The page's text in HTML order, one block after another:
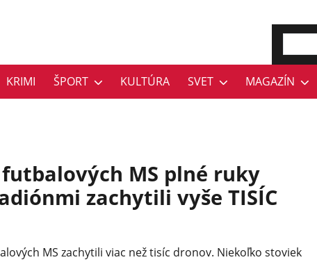
KRIMI ŠPORT KULTÚRA SVET MAGAZÍN
futbalových MS plné ruky
zachytili vyše TISÍC
MS zachytili viac než tisíc dronov. Niekoľko stoviek